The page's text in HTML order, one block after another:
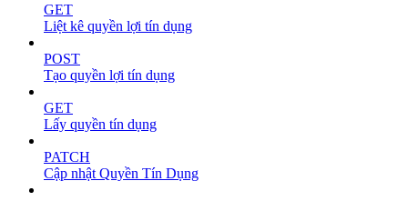
GET
Liệt kê quyền lợi tín dụng
POST
Tạo quyền lợi tín dụng
GET
Lấy quyền tín dụng
PATCH
Cập nhật Quyền Tín Dụng